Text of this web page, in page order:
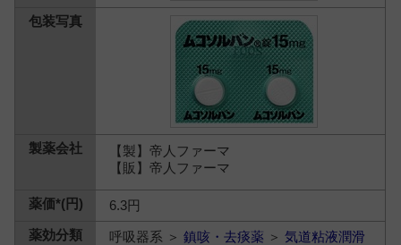
【製】帝人ファーマ
【販】帝人ファーマ
6.3円
呼吸器系 ＞鎮咳・去痰薬 ＞気道粘液潤滑